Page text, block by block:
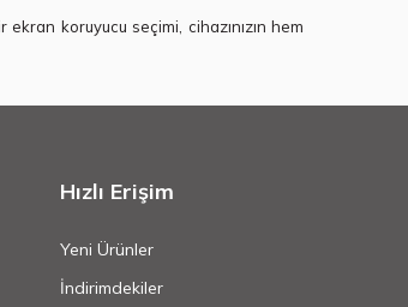
koruyucu seçimi, cihazınızın hem
Hızlı Erişim
Yeni Ürünler
İndirimdekiler